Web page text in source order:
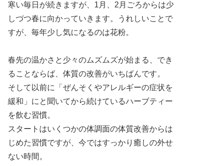
寒い毎日が続きますが、1月、2月ごろからは少
しづつ春に向かっていきます。うれしいことで
すが、毎年少し気になるのは花粉。
春先の温かさと少々のムズムズが始まる、でき
ることならば、体質の改善がいちばんです。
そして以前に「ぜんそくやアレルギーの症状を
緩和」にと聞いてから続けているハーブティー
を飲む習慣。
スタートはいくつかの体調面の体質改善からは
じめた習慣ですが、今ではすっかり癒しの外せ
ない時間。